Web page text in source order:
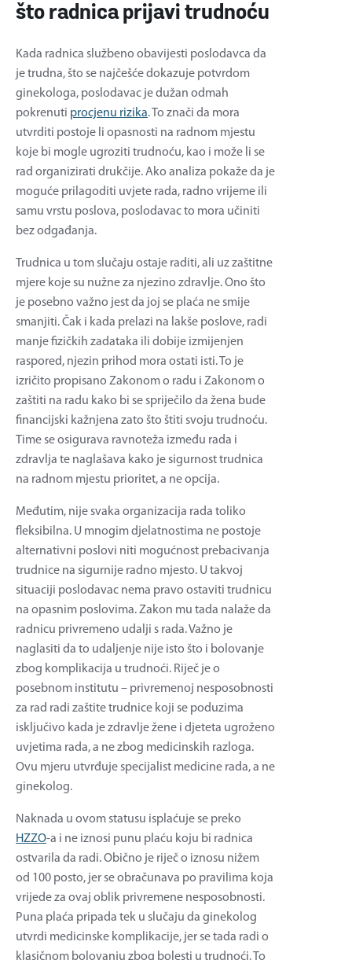
što radnica prijavi trudnoću
Kada radnica službeno obavijesti poslodavca da
je trudna, što se najčešće dokazuje potvrdom
ginekologa, poslodavac je dužan odmah
pokrenuti procjenu rizika. To znači da mora
utvrditi postoje li opasnosti na radnom mjestu
koje bi mogle ugroziti trudnoću, kao i može li se
rad organizirati drukčije. Ako analiza pokaže da je
moguće prilagoditi uvjete rada, radno vrijeme ili
samu vrstu poslova, poslodavac to mora učiniti
bez odgađanja.
Trudnica u tom slučaju ostaje raditi, ali uz zaštitne
mjere koje su nužne za njezino zdravlje. Ono što
je posebno važno jest da joj se plaća ne smije
smanjiti. Čak i kada prelazi na lakše poslove, radi
manje fizičkih zadataka ili dobije izmijenjen
raspored, njezin prihod mora ostati isti. To je
izričito propisano Zakonom o radu i Zakonom o
zaštiti na radu kako bi se spriječilo da žena bude
financijski kažnjena zato što štiti svoju trudnoću.
Time se osigurava ravnoteža između rada i
zdravlja te naglašava kako je sigurnost trudnica
na radnom mjestu prioritet, a ne opcija.
Međutim, nije svaka organizacija rada toliko
fleksibilna. U mnogim djelatnostima ne postoje
alternativni poslovi niti mogućnost prebacivanja
trudnice na sigurnije radno mjesto. U takvoj
situaciji poslodavac nema pravo ostaviti trudnicu
na opasnim poslovima. Zakon mu tada nalaže da
radnicu privremeno udalji s rada. Važno je
naglasiti da to udaljenje nije isto što i bolovanje
zbog komplikacija u trudnoći. Riječ je o
posebnom institutu – privremenoj nesposobnosti
za rad radi zaštite trudnice koji se poduzima
isključivo kada je zdravlje žene i djeteta ugroženo
uvjetima rada, a ne zbog medicinskih razloga.
Ovu mjeru utvrđuje specijalist medicine rada, a ne
ginekolog.
Naknada u ovom statusu isplaćuje se preko
HZZO-a i ne iznosi punu plaću koju bi radnica
ostvarila da radi. Obično je riječ o iznosu nižem
od 100 posto, jer se obračunava po pravilima koja
vrijede za ovaj oblik privremene nesposobnosti.
Puna plaća pripada tek u slučaju da ginekolog
utvrdi medicinske komplikacije, jer se tada radi o
klasičnom bolovanju zbog bolesti u trudnoći. To